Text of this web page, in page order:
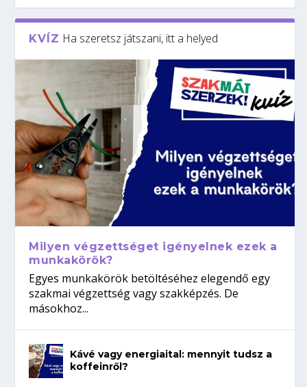
KVÍZ Ha szeretsz játszani, itt a helyed
Milyen végzettséget igényelnek ezek a
munkakörök?
Egyes munkakörök betöltéséhez elegendő egy
szakmai végzettség vagy szakképzés. De
másokhoz...
Kávé vagy energiaital: mennyit tudsz a
koffeinről?